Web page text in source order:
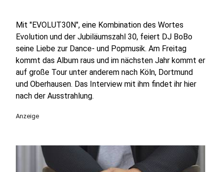
Mit "EVOLUT30N", eine Kombination des Wortes
Evolution und der Jubiläumszahl 30, feiert DJ BoBo
seine Liebe zur Dance- und Popmusik. Am Freitag
kommt das Album raus und im nächsten Jahr kommt er
auf große Tour unter anderem nach Köln, Dortmund
und Oberhausen. Das Interview mit ihm findet ihr hier
nach der Ausstrahlung.
Anzeige